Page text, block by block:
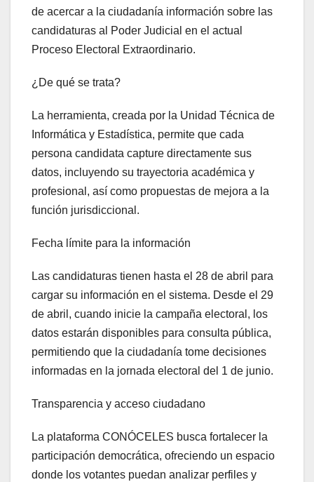
de acercar a la ciudadanía información sobre las
candidaturas al Poder Judicial en el actual
Proceso Electoral Extraordinario.
¿De qué se trata?
La herramienta, creada por la Unidad Técnica de
Informática y Estadística, permite que cada
persona candidata capture directamente sus
datos, incluyendo su trayectoria académica y
profesional, así como propuestas de mejora a la
función jurisdiccional.
Fecha límite para la información
Las candidaturas tienen hasta el 28 de abril para
cargar su información en el sistema. Desde el 29
de abril, cuando inicie la campaña electoral, los
datos estarán disponibles para consulta pública,
permitiendo que la ciudadanía tome decisiones
informadas en la jornada electoral del 1 de junio.
Transparencia y acceso ciudadano
La plataforma CONÓCELES busca fortalecer la
participación democrática, ofreciendo un espacio
donde los votantes puedan analizar perfiles y